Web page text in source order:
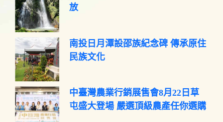
放
南投日月潭設邵族紀念碑 傳承原住
民族文化
中臺灣農業行銷展售會8月22日草
屯盛大登場 嚴選頂級農產任你選購